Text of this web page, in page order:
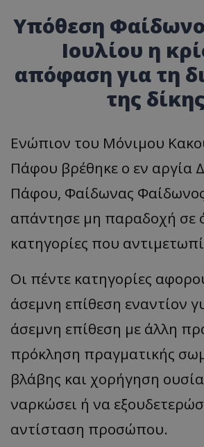
Υπόθεση
Ιουλίου η
απόφαση για τη
της δίκης
Ενώπιον του Μόνιμου
Πάφου βρέθηκε ο εν αργία
Πάφου, Φαίδωνας
απάντησε μη παραδοχή σε
κατηγορίες που
Οι πέντε κατηγορίες
άσεμνη επίθεση εναντίον
άσεμνη επίθεση με άλλη
πρόκληση πραγματικής
βλάβης και χορήγηση
ναρκώσει ή να
αντίσταση προσώπου.